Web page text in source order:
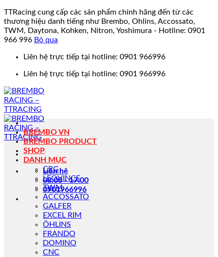
TTRacing cung cấp các sản phẩm chính hãng đến từ các
thương hiệu danh tiếng như Brembo, Ohlins, Accossato,
TWM, Daytona, Kohken, Nitron, Yoshimura - Hotline: 0901
966 996 Bỏ qua
Liên hệ trực tiếp tại hotline: 0901 966996
Liên hệ trực tiếp tại hotline: 0901 966996
Liên hệ
08:00 - 17:00
0901966996
BREMBO VN
BREMBO PRODUCT
SHOP
DANH MỤC
CRG
LEOVINCE
TWM
ACCOSSATO
GALFER
EXCEL RIM
ÖHLINS
FRANDO
DOMINO
CNC